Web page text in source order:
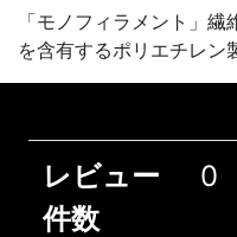
「モノフィラメント」
を含有するポリエチレン
レビュー
件数
0